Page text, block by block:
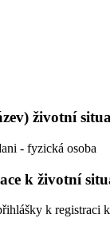
životní
- fyzická osoba
k životní
k registraci